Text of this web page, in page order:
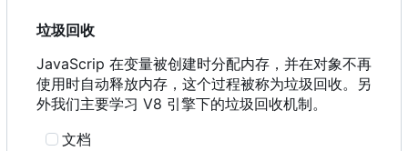
垃圾回收
JavaScrip 在变量被创建时分配内存，并在对象不再
使用时自动释放内存，这个过程被称为垃圾回收。另
外我们主要学习 V8 引擎下的垃圾回收机制。
文档